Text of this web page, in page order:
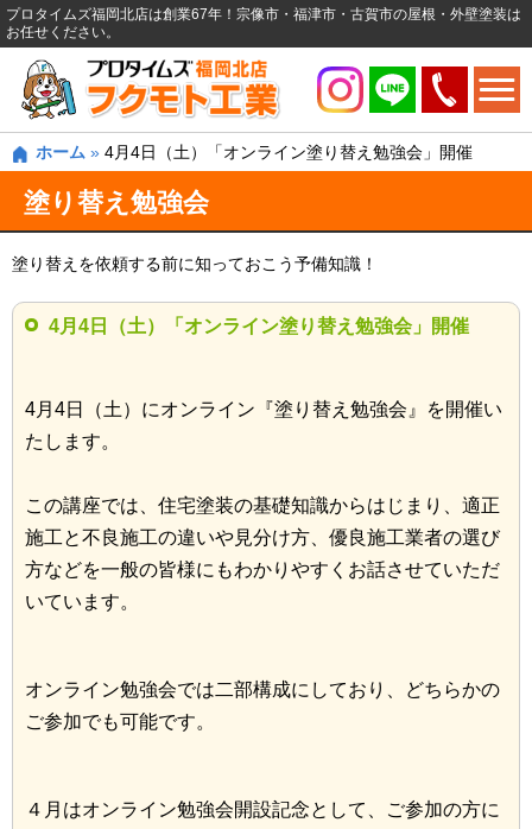
プロタイムズ福岡北店は創業67年！宗像市・福津市・古賀市の屋根・外壁塗装は
お任せください。
ホーム » 4月4日（土）「オンライン塗り替え勉強会」開催
塗り替え勉強会
塗り替えを依頼する前に知っておこう予備知識！
4月4日（土）「オンライン塗り替え勉強会」開催
4月4日（土）にオンライン『塗り替え勉強会』を開催い
たします。
この講座では、住宅塗装の基礎知識からはじまり、適正
施工と不良施工の違いや見分け方、優良施工業者の選び
方などを一般の皆様にもわかりやすくお話させていただ
いています。
オンライン勉強会では二部構成にしており、どちらかの
ご参加でも可能です。
４月はオンライン勉強会開設記念として、ご参加の方に